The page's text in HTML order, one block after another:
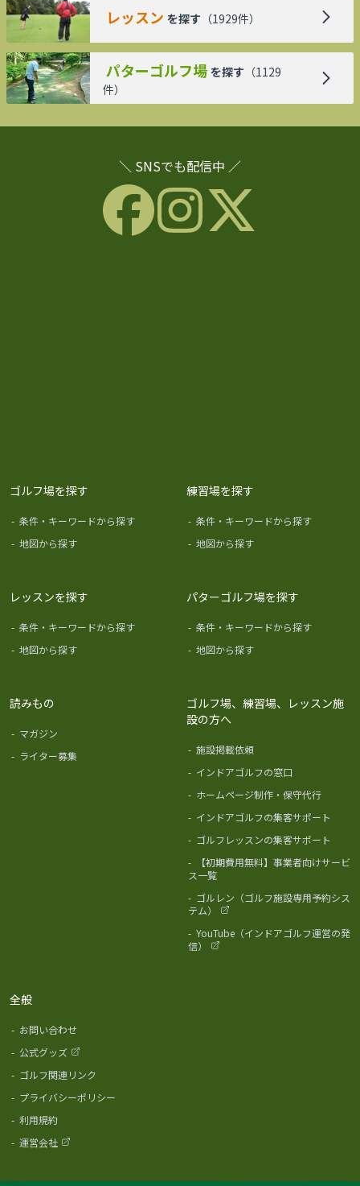
レッスン を探す （1929件）
パターゴルフ場 を探す （1129
件）
＼ SNSでも配信中 ／
ゴルフ場を探す
- 条件・キーワードから探す
- 地図から探す
練習場を探す
- 条件・キーワードから探す
- 地図から探す
レッスンを探す
- 条件・キーワードから探す
- 地図から探す
パターゴルフ場を探す
- 条件・キーワードから探す
- 地図から探す
読みもの
- マガジン
- ライター募集
ゴルフ場、練習場、レッスン施
設の方へ
- 施設掲載依頼
- インドアゴルフの窓口
- ホームページ制作・保守代行
- インドアゴルフの集客サポート
- ゴルフレッスンの集客サポート
-
【初期費用無料】事業者向けサービ
ス一覧
- ゴルレン（ゴルフ施設専用予約シス
テム）
- YouTube（インドアゴルフ運営の発
信）
全般
- お問い合わせ
- 公式グッズ
- ゴルフ関連リンク
- プライバシーポリシー
- 利用規約
- 運営会社